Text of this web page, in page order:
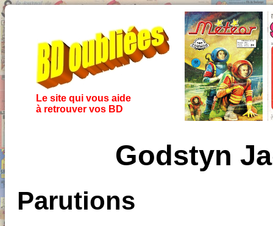
Le site qui vous aide
à retrouver vos BD
Godstyn
Parutions